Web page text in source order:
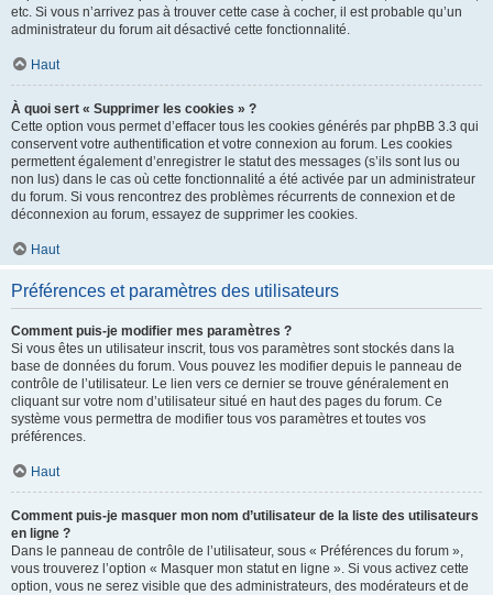
etc. Si vous n’arrivez pas à trouver cette case à cocher, il est probable qu’un
administrateur du forum ait désactivé cette fonctionnalité.
Haut
À quoi sert « Supprimer les cookies » ?
Cette option vous permet d’effacer tous les cookies générés par phpBB 3.3 qui
conservent votre authentification et votre connexion au forum. Les cookies
permettent également d’enregistrer le statut des messages (s’ils sont lus ou
non lus) dans le cas où cette fonctionnalité a été activée par un administrateur
du forum. Si vous rencontrez des problèmes récurrents de connexion et de
déconnexion au forum, essayez de supprimer les cookies.
Haut
Préférences et paramètres des utilisateurs
Comment puis-je modifier mes paramètres ?
Si vous êtes un utilisateur inscrit, tous vos paramètres sont stockés dans la
base de données du forum. Vous pouvez les modifier depuis le panneau de
contrôle de l’utilisateur. Le lien vers ce dernier se trouve généralement en
cliquant sur votre nom d’utilisateur situé en haut des pages du forum. Ce
système vous permettra de modifier tous vos paramètres et toutes vos
préférences.
Haut
Comment puis-je masquer mon nom d’utilisateur de la liste des utilisateurs
en ligne ?
Dans le panneau de contrôle de l’utilisateur, sous « Préférences du forum »,
vous trouverez l’option « Masquer mon statut en ligne ». Si vous activez cette
option, vous ne serez visible que des administrateurs, des modérateurs et de